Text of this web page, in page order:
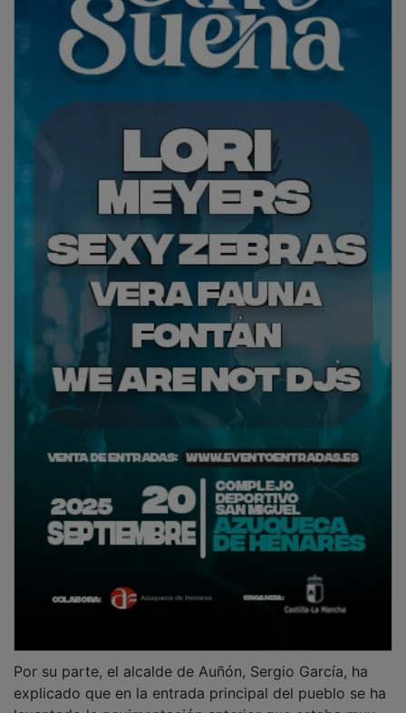
explicado que en la entrada principal del pueblo se ha
levantado la pavimentación anterior que estaba muy